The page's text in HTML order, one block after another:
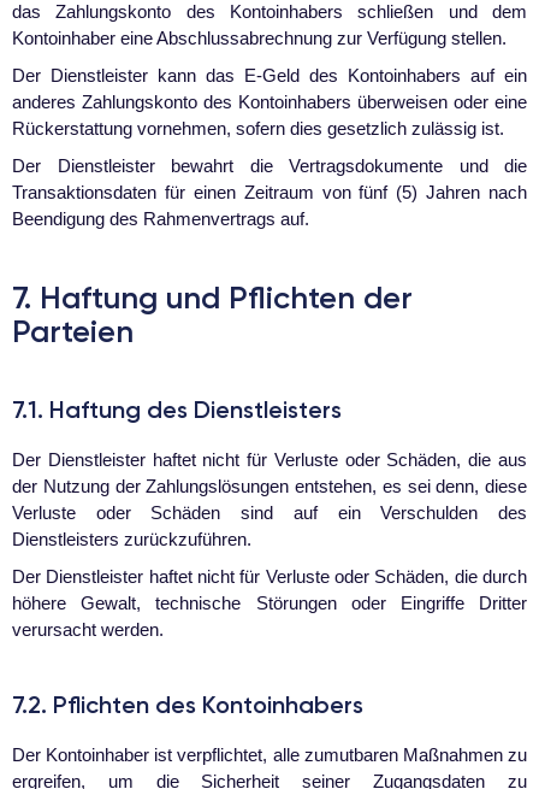
das Zahlungskonto des Kontoinhabers schließen und dem
Kontoinhaber eine Abschlussabrechnung zur Verfügung stellen.
Der Dienstleister kann das E-Geld des Kontoinhabers auf ein
anderes Zahlungskonto des Kontoinhabers überweisen oder eine
Rückerstattung vornehmen, sofern dies gesetzlich zulässig ist.
Der Dienstleister bewahrt die Vertragsdokumente und die
Transaktionsdaten für einen Zeitraum von fünf (5) Jahren nach
Beendigung des Rahmenvertrags auf.
7. Haftung und Pflichten der
Parteien
7.1. Haftung des Dienstleisters
Der Dienstleister haftet nicht für Verluste oder Schäden, die aus
der Nutzung der Zahlungslösungen entstehen, es sei denn, diese
Verluste oder Schäden sind auf ein Verschulden des
Dienstleisters zurückzuführen.
Der Dienstleister haftet nicht für Verluste oder Schäden, die durch
höhere Gewalt, technische Störungen oder Eingriffe Dritter
verursacht werden.
7.2. Pflichten des Kontoinhabers
Der Kontoinhaber ist verpflichtet, alle zumutbaren Maßnahmen zu
ergreifen, um die Sicherheit seiner Zugangsdaten zu